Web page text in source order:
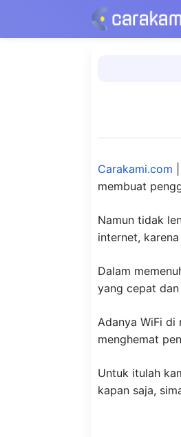
isi
Carakami.com
membuat
Namun tidak
internet,
Dalam
yang cepat dan
Adanya WiFi di
menghemat
Untuk itulah
kapan saja,